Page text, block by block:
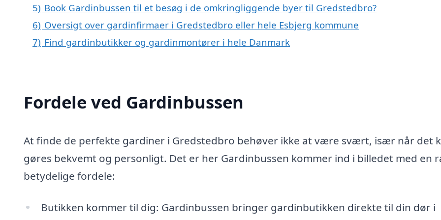
5) Book Gardinbussen til et besøg i de omkringliggende byer til Gredstedbro?
6) Oversigt over gardinfirmaer i Gredstedbro eller hele Esbjerg kommune
7) Find gardinbutikker og gardinmontører i hele Danmark
Fordele ved Gardinbussen
At finde de perfekte gardiner i Gredstedbro behøver ikke at være svært, især når det
gøres bekvemt og personligt. Det er her Gardinbussen kommer ind i billedet med en
betydelige fordele:
Butikken kommer til dig: Gardinbussen bringer gardinbutikken direkte til din dør i